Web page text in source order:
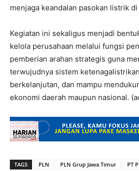
menjaga keandalan pasokan listrik
Kegiatan ini sekaligus menjadi
kelola perusahaan melalui fungsi
pemberian arahan strategis guna
terwujudnya sistem
berkelanjutan, dan mampu
ekonomi daerah maupun nasional.
TAGS PLN PLN Grup Jawa Timur PT